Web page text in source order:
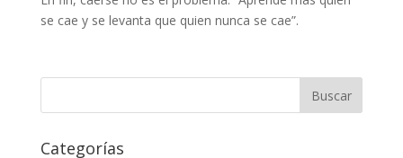
se cae y se levanta que quien nunca se cae”.
Categorías